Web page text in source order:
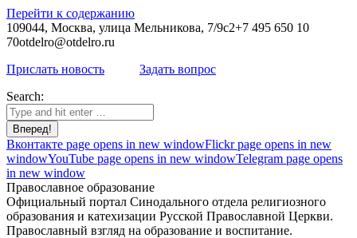
Перейти к содержанию
109044, Москва, улица Мельникова, 7/9с2+7 495 650 10
70otdelro@otdelro.ru
Прислать новость
Задать вопрос
Search:
Вконтакте page opens in new windowFlickr page opens in new
windowYouTube page opens in new windowTelegram page opens
in new window
Православное образование
Официальный портал Синодального отдела религиозного
образования и катехизации Русской Православной Церкви.
Православный взгляд на образование и воспитание.